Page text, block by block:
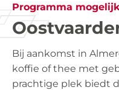
Programma
Bij aankomst in
koffie of thee met
prachtige plek biedt